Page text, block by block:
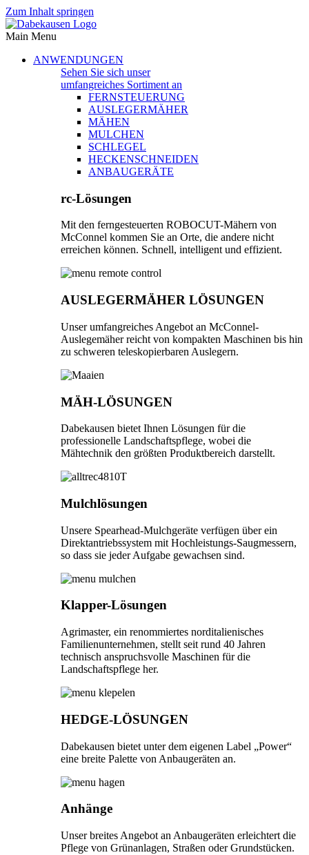
Zum Inhalt springen
Main Menu
ANWENDUNGEN
Sehen Sie sich unser
umfangreiches Sortiment an
FERNSTEUERUNG
AUSLEGERMÄHER
MÄHEN
MULCHEN
SCHLEGEL
HECKENSCHNEIDEN
ANBAUGERÄTE
rc-Lösungen
Mit den ferngesteuerten ROBOCUT-Mähern von
McConnel kommen Sie an Orte, die andere nicht
erreichen können. Schnell, intelligent und effizient.
AUSLEGERMÄHER LÖSUNGEN
Unser umfangreiches Angebot an McConnel-
Auslegemäher reicht von kompakten Maschinen bis hin
zu schweren teleskopierbaren Auslegern.
MÄH-LÖSUNGEN
Dabekausen bietet Ihnen Lösungen für die
professionelle Landschaftspflege, wobei die
Mähtechnik den größten Produktbereich darstellt.
Mulchlösungen
Unsere Spearhead-Mulchgeräte verfügen über ein
Direktantriebssystem mit Hochleistungs-Saugmessern,
so dass sie jeder Aufgabe gewachsen sind.
Klapper-Lösungen
Agrimaster, ein renommiertes norditalienisches
Familienunternehmen, stellt seit rund 40 Jahren
technisch anspruchsvolle Maschinen für die
Landschaftspflege her.
HEDGE-LÖSUNGEN
Dabekausen bietet unter dem eigenen Label „Power“
eine breite Palette von Anbaugeräten an.
Anhänge
Unser breites Angebot an Anbaugeräten erleichtert die
Pflege von Grünanlagen, Straßen oder Grundstücken.